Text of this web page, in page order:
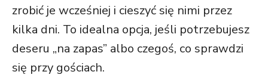
zrobić je wcześniej i cieszyć się nimi przez
kilka dni. To idealna opcja, jeśli potrzebujesz
deseru „na zapas” albo czegoś, co sprawdzi
się przy gościach.